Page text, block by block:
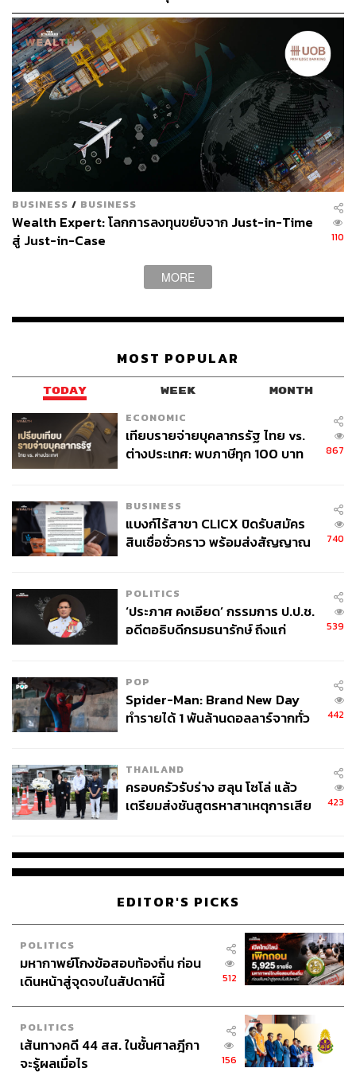
36
ABOUT THE AUTHOR
ดำรงเกียรติ มาลา
Content Creator THE STANDARD WEALTH
เปลี่ยนแปลงกติกาใหม่ของโลก
BUSINESS / BUSINESS
Wealth Expert: โลกการลงทุนขยับจาก Just-in-Time
สู่ Just-in-Case
110
MORE
MOST POPULAR
TODAY WEEK MONTH
ECONOMIC
เทียบรายจ่ายบุคลากรรัฐ ไทย vs.
ต่างประเทศ: พบภาษีทุก 100 บาท
867
BUSINESS
แบงก์ไร้สาขา CLICX ปิดรับสมัคร
สินเชื่อชั่วคราว พร้อมส่งสัญญาณ
740
POLITICS
‘ประภาศ คงเอียด’ กรรมการ ป.ป.ช.
อดีตอธิบดีกรมธนารักษ์ ถึงแก่
539
POP
Spider-Man: Brand New Day
ทำรายได้ 1 พันล้านดอลลาร์จากทั่ว
442
THAILAND
ครอบครัวรับร่าง ฮลุน โซโล่ แล้ว
เตรียมส่งชันสูตรหาสาเหตุการเสีย
423
EDITOR'S PICKS
POLITICS
มหากาพย์โกงข้อสอบท้องถิ่น ก่อน
เดินหน้าสู่จุดจบในสัปดาห์นี้
512
POLITICS
เส้นทางคดี 44 สส. ในชั้นศาลฎีกา
จะรู้ผลเมื่อไร
156